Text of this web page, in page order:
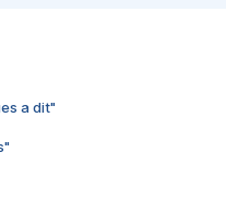
a dit"